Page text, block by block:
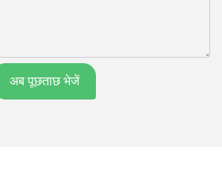
अब पूछताछ भेजें